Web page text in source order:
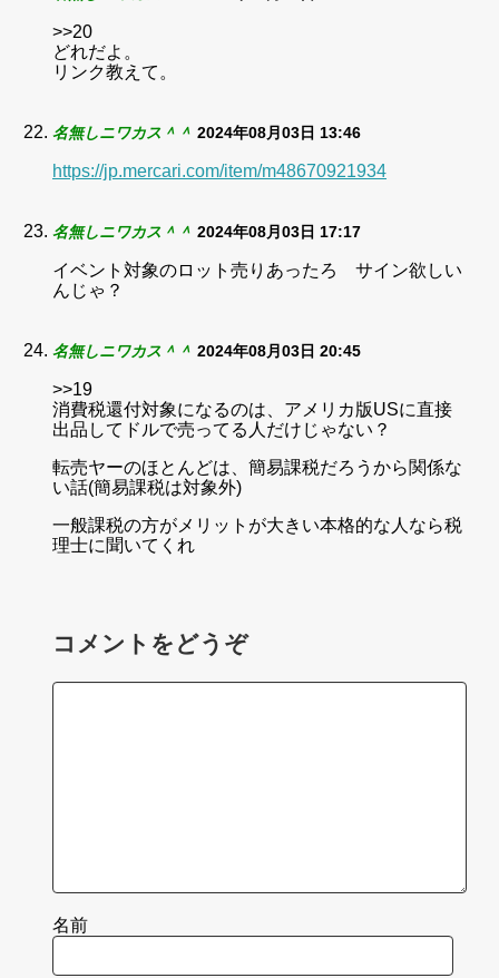
>>20
どれだよ。
リンク教えて。
名無しニワカス＾＾ 2024年08月03日 13:46
https://jp.mercari.com/item/m48670921934
名無しニワカス＾＾ 2024年08月03日 17:17
イベント対象のロット売りあったろ サイン欲しい
んじゃ？
名無しニワカス＾＾ 2024年08月03日 20:45
>>19
消費税還付対象になるのは、アメリカ版USに直接
出品してドルで売ってる人だけじゃない？
転売ヤーのほとんどは、簡易課税だろうから関係な
い話(簡易課税は対象外)
一般課税の方がメリットが大きい本格的な人なら税
理士に聞いてくれ
コメントをどうぞ
名前